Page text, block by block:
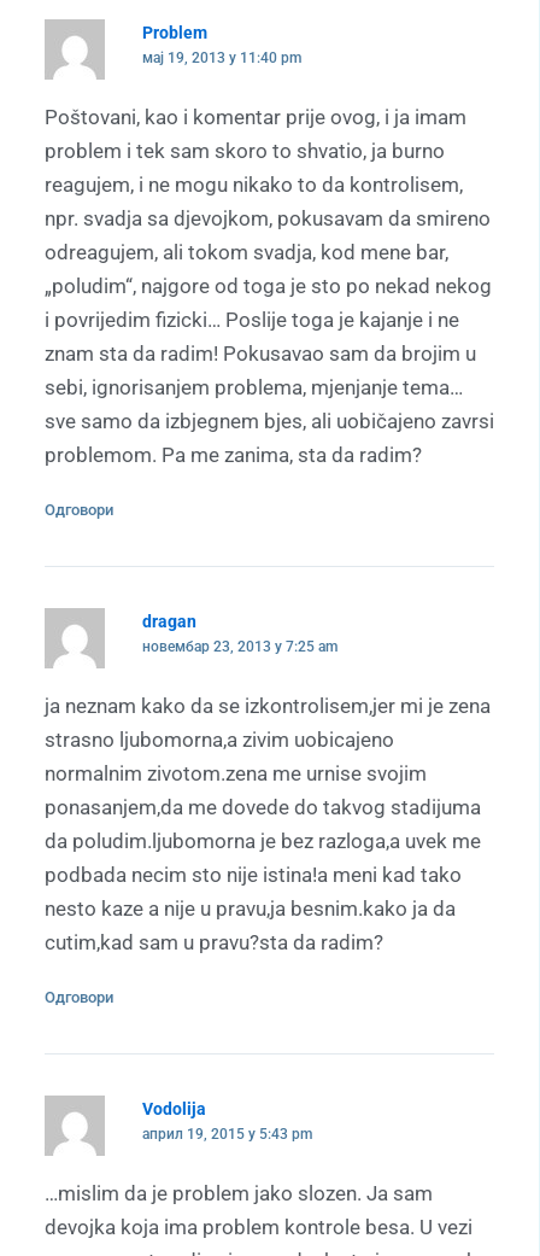
Problem
мај 19, 2013 у 11:40 pm
Poštovani, kao i komentar prije ovog, i ja imam
problem i tek sam skoro to shvatio, ja burno
reagujem, i ne mogu nikako to da kontrolisem,
npr. svadja sa djevojkom, pokusavam da smireno
odreagujem, ali tokom svadja, kod mene bar,
„poludim“, najgore od toga je sto po nekad nekog
i povrijedim fizicki… Poslije toga je kajanje i ne
znam sta da radim! Pokusavao sam da brojim u
sebi, ignorisanjem problema, mjenjanje tema…
sve samo da izbjegnem bjes, ali uobičajeno zavrsi
problemom. Pa me zanima, sta da radim?
Одговори
dragan
новембар 23, 2013 у 7:25 am
ja neznam kako da se izkontrolisem,jer mi je zena
strasno ljubomorna,a zivim uobicajeno
normalnim zivotom.zena me urnise svojim
ponasanjem,da me dovede do takvog stadijuma
da poludim.ljubomorna je bez razloga,a uvek me
podbada necim sto nije istina!a meni kad tako
nesto kaze a nije u pravu,ja besnim.kako ja da
cutim,kad sam u pravu?sta da radim?
Одговори
Vodolija
април 19, 2015 у 5:43 pm
…mislim da je problem jako slozen. Ja sam
devojka koja ima problem kontrole besa. U vezi